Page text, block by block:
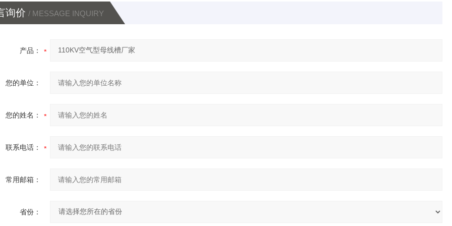
询价 / MESSAGE INQUIRY
产品：
您的单位：
您的姓名：
联系电话：
常用邮箱：
省份：